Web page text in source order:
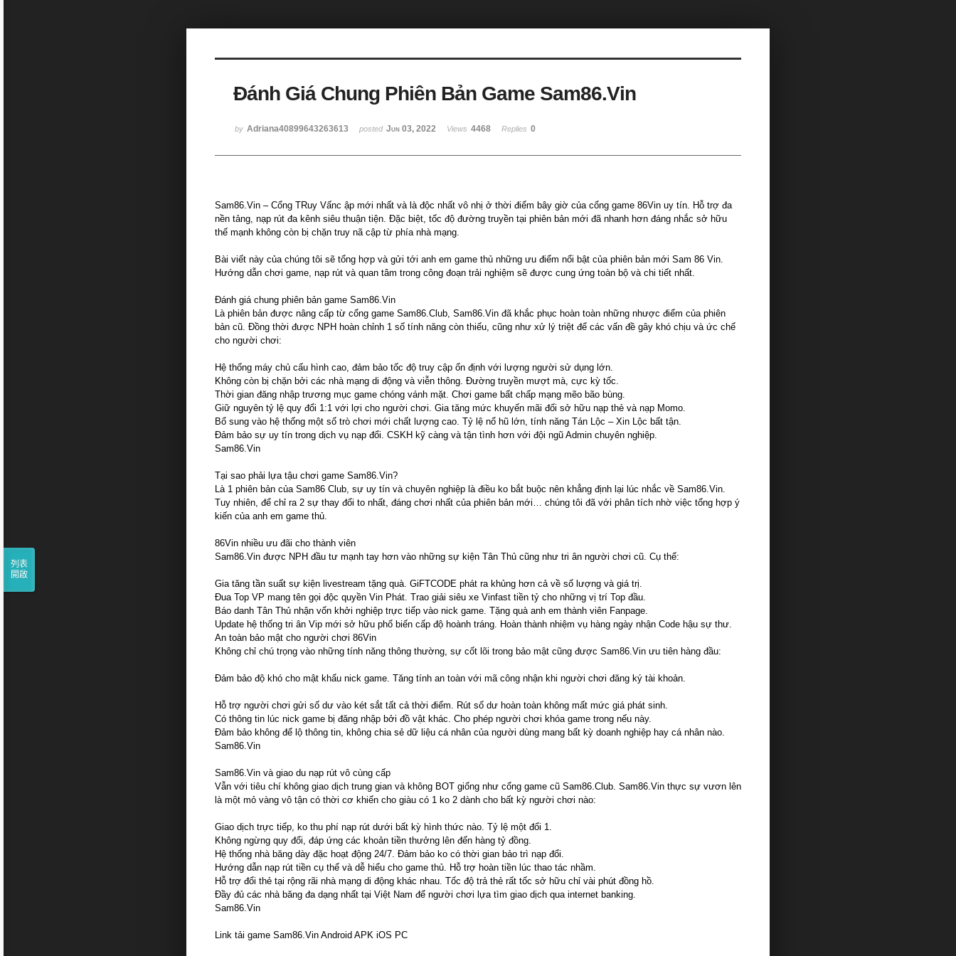
Đánh Giá Chung Phiên Bản Game Sam86.Vin
by Adriana40899643263613 posted Jun 03, 2022 Views 4468 Replies 0
Sam86.Vin – Cổng TRuy Vấnc ập mới nhất và là độc nhất vô nhị ở thời điểm bây giờ của cổng game 86Vin uy tín. Hỗ trợ đa
nền tảng, nạp rút đa kênh siêu thuận tiện. Đặc biệt, tốc độ đường truyền tại phiên bản mới đã nhanh hơn đáng nhắc sở hữu
thế mạnh không còn bị chặn truy nã cập từ phía nhà mạng.
Bài viết này của chúng tôi sẽ tổng hợp và gửi tới anh em game thủ những ưu điểm nổi bật của phiên bản mới Sam 86 Vin.
Hướng dẫn chơi game, nạp rút và quan tâm trong công đoạn trải nghiệm sẽ được cung ứng toàn bộ và chi tiết nhất.
Đánh giá chung phiên bản game Sam86.Vin
Là phiên bản được nâng cấp từ cổng game Sam86.Club, Sam86.Vin đã khắc phục hoàn toàn những nhược điểm của phiên
bản cũ. Đồng thời được NPH hoàn chỉnh 1 số tính năng còn thiếu, cũng như xử lý triệt để các vấn đề gây khó chịu và ức chế
cho người chơi:
Hệ thống máy chủ cấu hình cao, đảm bảo tốc độ truy cập ổn định với lượng người sử dụng lớn.
Không còn bị chặn bởi các nhà mạng di động và viễn thông. Đường truyền mượt mà, cực kỳ tốc.
Thời gian đăng nhập trương mục game chóng vánh mặt. Chơi game bất chấp mạng mẽo bão bùng.
Giữ nguyên tỷ lệ quy đổi 1:1 với lợi cho người chơi. Gia tăng mức khuyến mãi đối sở hữu nạp thẻ và nạp Momo.
Bổ sung vào hệ thống một số trò chơi mới chất lượng cao. Tỷ lệ nổ hũ lớn, tính năng Tán Lộc – Xin Lộc bất tận.
Đảm bảo sự uy tín trong dịch vụ nạp đổi. CSKH kỹ càng và tận tình hơn với đội ngũ Admin chuyên nghiệp.
Sam86.Vin
Tại sao phải lựa tậu chơi game Sam86.Vin?
Là 1 phiên bản của Sam86 Club, sự uy tín và chuyên nghiệp là điều ko bắt buộc nên khẳng định lại lúc nhắc về Sam86.Vin.
Tuy nhiên, để chỉ ra 2 sự thay đổi to nhất, đáng chơi nhất của phiên bản mới… chúng tôi đã với phân tích nhờ việc tổng hợp ý
kiến của anh em game thủ.
86Vin nhiều ưu đãi cho thành viên
Sam86.Vin được NPH đầu tư mạnh tay hơn vào những sự kiện Tân Thủ cũng như tri ân người chơi cũ. Cụ thể:
Gia tăng tần suất sự kiện livestream tặng quà. GiFTCODE phát ra khủng hơn cả về số lượng và giá trị.
Đua Top VP mang tên gọi độc quyền Vin Phát. Trao giải siêu xe Vinfast tiền tỷ cho những vị trí Top đầu.
Báo danh Tân Thủ nhận vốn khởi nghiệp trực tiếp vào nick game. Tặng quà anh em thành viên Fanpage.
Update hệ thống tri ân Vip mới sở hữu phổ biến cấp độ hoành tráng. Hoàn thành nhiệm vụ hàng ngày nhận Code hậu sự thư.
An toàn bảo mật cho người chơi 86Vin
Không chỉ chú trọng vào những tính năng thông thường, sự cốt lõi trong bảo mật cũng được Sam86.Vin ưu tiên hàng đầu:
Đảm bảo độ khó cho mật khẩu nick game. Tăng tính an toàn với mã công nhận khi người chơi đăng ký tài khoản.
Hỗ trợ người chơi gửi số dư vào két sắt tất cả thời điểm. Rút số dư hoàn toàn không mất mức giá phát sinh.
Có thông tin lúc nick game bị đăng nhập bởi đồ vật khác. Cho phép người chơi khóa game trong nếu này.
Đảm bảo không để lộ thông tin, không chia sẻ dữ liệu cá nhân của người dùng mang bất kỳ doanh nghiệp hay cá nhân nào.
Sam86.Vin
Sam86.Vin và giao du nạp rút vô cùng cấp
Vẫn với tiêu chí không giao dịch trung gian và không BOT giống như cổng game cũ Sam86.Club. Sam86.Vin thực sự vươn lên
là một mỏ vàng vô tận có thời cơ khiến cho giàu có 1 ko 2 dành cho bất kỳ người chơi nào:
Giao dịch trực tiếp, ko thu phí nạp rút dưới bất kỳ hình thức nào. Tỷ lệ một đổi 1.
Không ngừng quy đổi, đáp ứng các khoản tiền thưởng lên đến hàng tỷ đồng.
Hệ thống nhà băng dày đặc hoạt động 24/7. Đảm bảo ko có thời gian bảo trì nạp đổi.
Hướng dẫn nạp rút tiền cụ thể và dễ hiểu cho game thủ. Hỗ trợ hoàn tiền lúc thao tác nhầm.
Hỗ trợ đổi thẻ tại rộng rãi nhà mạng di động khác nhau. Tốc độ trả thẻ rất tốc sở hữu chỉ vài phút đồng hồ.
Đầy đủ các nhà băng đa dạng nhất tại Việt Nam để người chơi lựa tìm giao dịch qua internet banking.
Sam86.Vin
Link tải game Sam86.Vin Android APK iOS PC
列表
開啟
Sketchbook5, 스케치북5
Sketchbook5, 스케치북5